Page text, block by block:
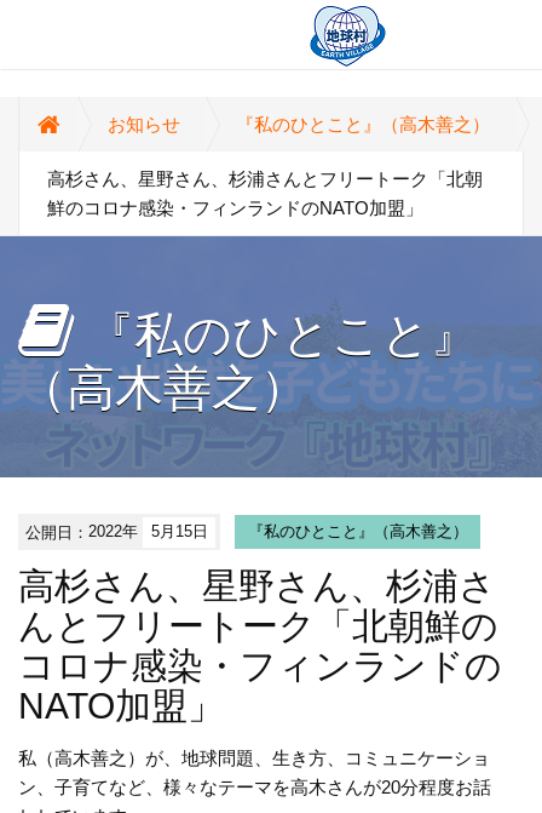
お知らせ 『私のひとこと』（高木善之）
高杉さん、星野さん、杉浦さんとフリートーク「北朝
鮮のコロナ感染・フィンランドのNATO加盟」
『私のひとこと』
（高木善之）
公開日：2022年 5月15日 『私のひとこと』（高木善之）
高杉さん、星野さん、杉浦さ
んとフリートーク「北朝鮮の
コロナ感染・フィンランドの
NATO加盟」
私（高木善之）が、地球問題、生き方、コミュニケーショ
ン、子育てなど、様々なテーマを高木さんが20分程度お話